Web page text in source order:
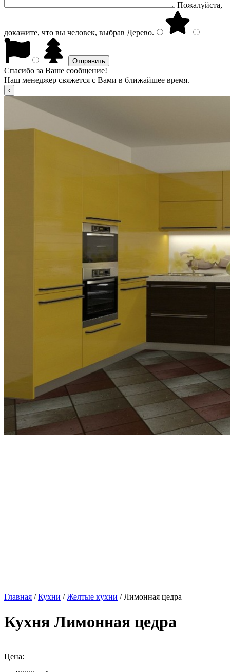
Пожалуйста,
докажите, что вы человек, выбрав Дерево.
Спасибо за Ваше сообщение!
Наш менеджер свяжется с Вами в ближайшее время.
Главная /Кухни /Желтые кухни / Лимонная цедра
Кухня Лимонная цедра
Цена: